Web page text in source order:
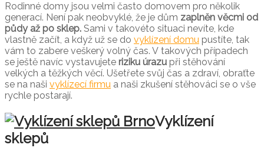
Rodinné domy jsou velmi často domovem pro několik
generací. Není pak neobvyklé, že je dům zaplněn věcmi od
půdy až po sklep. Sami v takovéto situaci nevíte, kde
vlastně začít, a když už se do vyklízení domu pustíte, tak
vám to zabere veškerý volný čas. V takových případech
se ještě navíc vystavujete riziku úrazu při stěhování
velkých a těžkých věcí. Ušetřete svůj čas a zdraví, obraťte
se na naši vyklízecí firmu a naši zkušení stěhováci se o vše
rychle postarají.
Vyklízení
sklepů